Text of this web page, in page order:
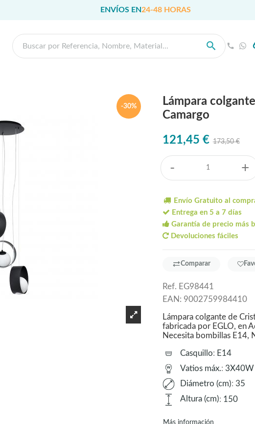
ENVÍOS EN24-48 HORAS
-30%
Lámpara
Camargo
121,45 € 173,50 €
- +
Envío Gratuito al
Entrega en 5 a 7 días
Garantía de precio más
Devoluciones fáciles
Comparar
Ref. EG98441
EAN: 9002759984410
Lámpara colgante de
fabricada por EGLO, en
Necesita bombillas E14,
Casquillo: E14
Vatios máx.: 3X40W
Diámetro (cm): 35
Altura (cm): 150